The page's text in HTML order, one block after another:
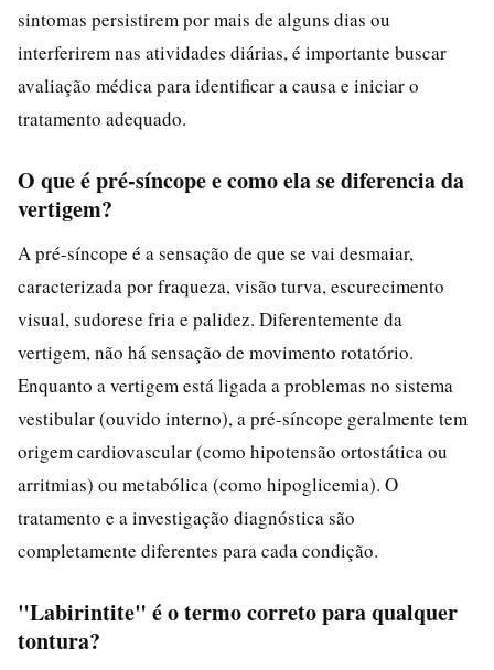
sintomas persistirem por mais de alguns dias ou
interferirem nas atividades diárias, é importante buscar
avaliação médica para identificar a causa e iniciar o
tratamento adequado.
O que é pré-síncope e como ela se diferencia da
vertigem?
A pré-síncope é a sensação de que se vai desmaiar,
caracterizada por fraqueza, visão turva, escurecimento
visual, sudorese fria e palidez. Diferentemente da
vertigem, não há sensação de movimento rotatório.
Enquanto a vertigem está ligada a problemas no sistema
vestibular (ouvido interno), a pré-síncope geralmente tem
origem cardiovascular (como hipotensão ortostática ou
arritmias) ou metabólica (como hipoglicemia). O
tratamento e a investigação diagnóstica são
completamente diferentes para cada condição.
"Labirintite" é o termo correto para qualquer
tontura?